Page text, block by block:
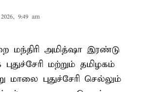
9:49 am
மந்திரி அமித்ஷா இரண்டு
மற்றும் தமிழகம்
மாலை புதுச்சேரி செல்லும்